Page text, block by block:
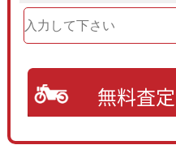
無料査定